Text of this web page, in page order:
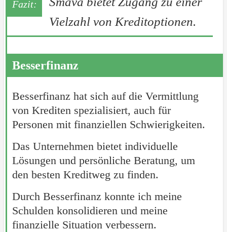
Vielzahl von Kreditoptionen.
Besserfinanz
Besserfinanz hat sich auf die Vermittlung
von Krediten spezialisiert, auch für
Personen mit finanziellen Schwierigkeiten.
Das Unternehmen bietet individuelle
Lösungen und persönliche Beratung, um
den besten Kreditweg zu finden.
Durch Besserfinanz konnte ich meine
Schulden konsolidieren und meine
finanzielle Situation verbessern.